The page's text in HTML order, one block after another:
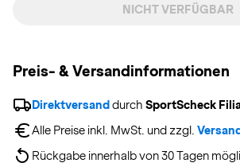
NICHT VERFÜGBAR
Preis- & Versandinformationen
Direktversand durch SportScheck
Alle Preise inkl. MwSt. und zzgl.
Rückgabe innerhalb von 30 Tagen